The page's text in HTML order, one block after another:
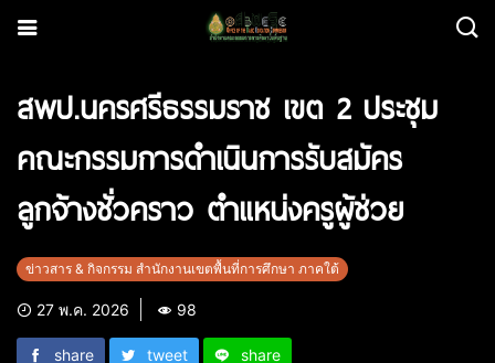
สพป.นครศรีธรรมราช เขต 2 ประชุม
คณะกรรมการดำเนินการรับสมัคร
ลูกจ้างชั่วคราว ตำแหน่งครูผู้ช่วย
ข่าวสาร & กิจกรรม สำนักงานเขตพื้นที่การศึกษา ภาคใต้
27 พ.ค. 2026 98
share tweet share